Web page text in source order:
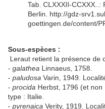
Tab. CLXXXII-CCXXX..:
Berlin. http://gdz-
goettingen.de/content/
Sous-espèces :
Leraut retient la présence de
- galathea Linnaeus, 1758.
- paludosa Varin, 1949.
- procida Herbst, 1796 (et non
type : Italie.
- pyrenaica Verity, 1919.